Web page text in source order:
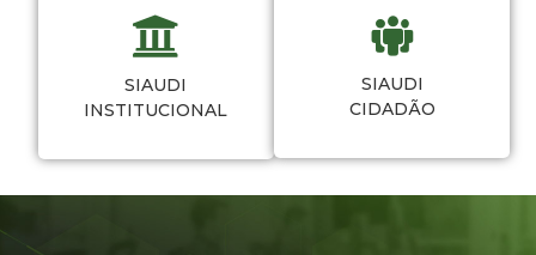
SIAUDI
INSTITUCIONAL
SIAUDI
CIDADÃO